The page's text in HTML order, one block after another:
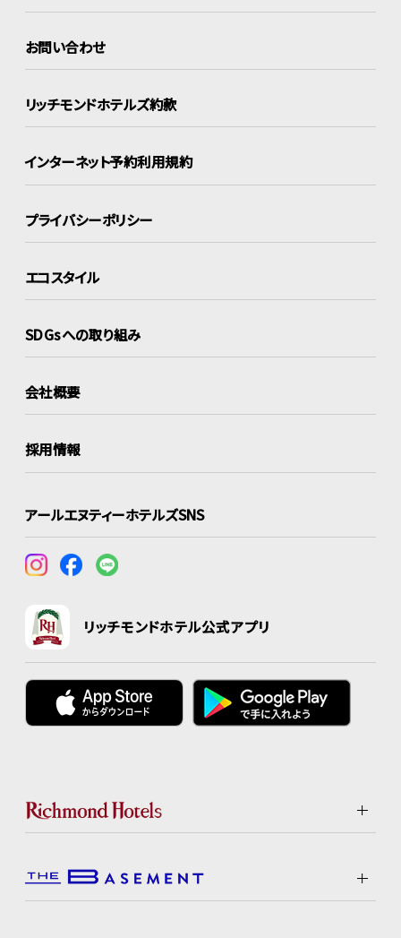
お問い合わせ
リッチモンドホテルズ約款
インターネット予約利用規約
プライバシーポリシー
エコスタイル
SDGsへの取り組み
会社概要
採用情報
アールエヌティーホテルズSNS
リッチモンドホテル公式アプリ